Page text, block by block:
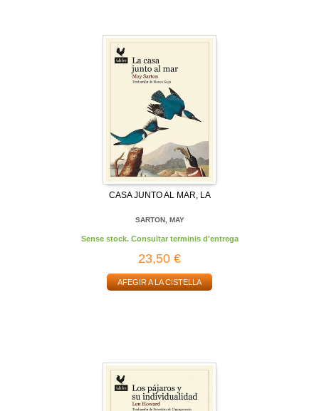
CASA JUNTO AL MAR, LA
SARTON, MAY
Sense stock. Consultar terminis d'entrega
23,50 €
AFEGIR A LA CISTELLA